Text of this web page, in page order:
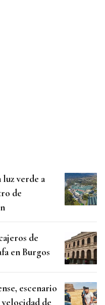
verde a
de
de
en Burgos
escenario
de